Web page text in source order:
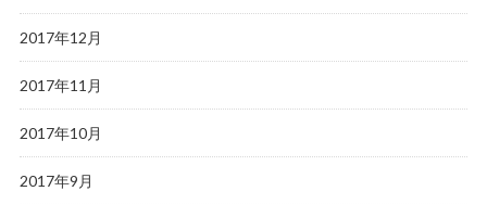
2017年12月
2017年11月
2017年10月
2017年9月